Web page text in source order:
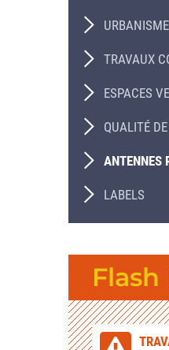
URBANISME
TRAVAUX
ESPACES
QUALITÉ
ANTENNES
LABELS